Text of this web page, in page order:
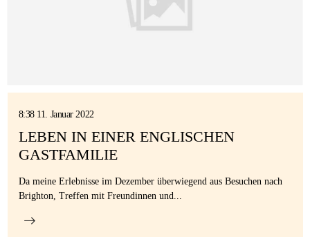
8:38 11. Januar 2022
LEBEN IN EINER ENGLISCHEN
GASTFAMILIE
Da meine Erlebnisse im Dezember überwiegend aus Besuchen nach
Brighton, Treffen mit Freundinnen und...